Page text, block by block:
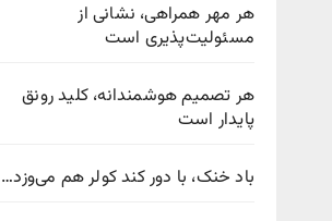
هر مهر همراهی، نشانی از
مسئولیت‌پذیری است
هر تصمیم هوشمندانه، کلید رونق
پایدار است
باد خنک، با دور کند کولر هم می‌وزد…